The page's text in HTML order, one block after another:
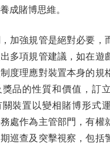
成賭博思維。
強規管是絕對必要，
多項規管建議，如在遊
度理應對裝置本身的規
獎品的性質和價值，訂
裝置以變相賭博形式
處作為主管部門，有權
巡查及突擊視察，包括